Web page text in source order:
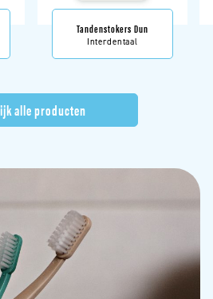
Tandenstokers Dun
Interdentaal
alle producten